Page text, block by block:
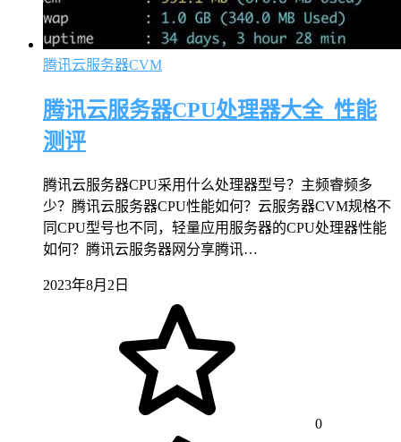
腾讯云服务器CVM
腾讯云服务器CPU处理器大全_性能
测评
腾讯云服务器CPU采用什么处理器型号？主频睿频多
少？腾讯云服务器CPU性能如何？云服务器CVM规格不
同CPU型号也不同，轻量应用服务器的CPU处理器性能
如何？腾讯云服务器网分享腾讯…
2023年8月2日
0